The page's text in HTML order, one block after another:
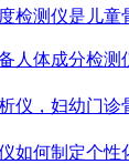
检测仪是儿童
人体成分检测
仪，妇幼门诊
如何制定个性